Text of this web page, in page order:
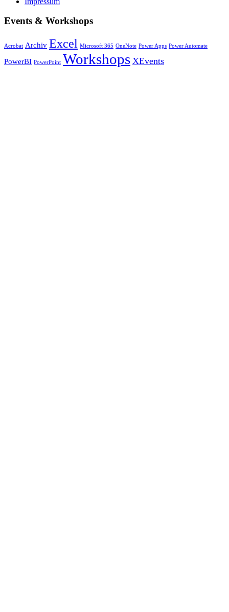
Events & Workshops
Acrobat Archiv Excel Microsoft 365 OneNote Power Apps Power Automate
PowerBI PowerPoint Workshops XEvents